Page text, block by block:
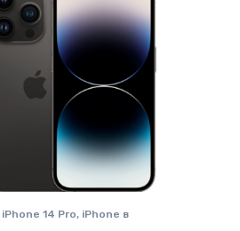
iPhone 14 Pro, iPhone в